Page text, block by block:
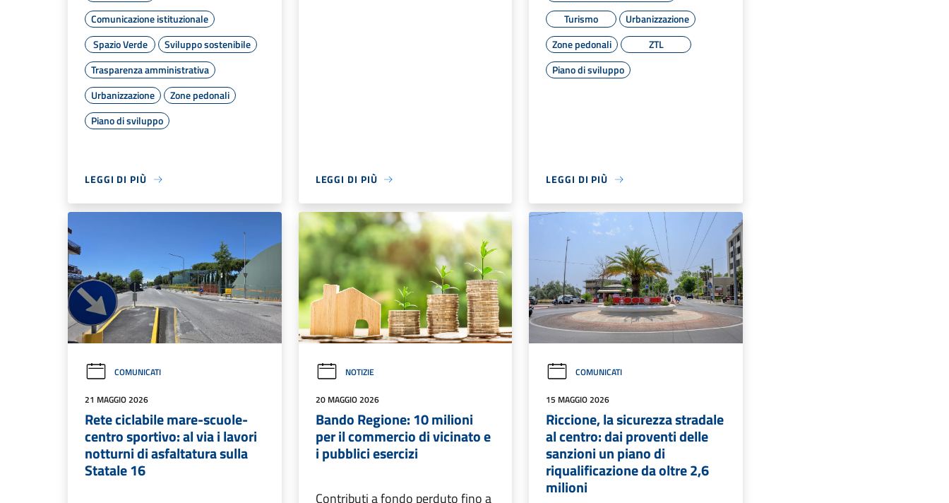
Comunicazione istituzionale
Spazio Verde
Sviluppo sostenibile
Trasparenza amministrativa
Urbanizzazione
Zone pedonali
Piano di sviluppo
LEGGI DI PIÙ LEGGI DI PIÙ
Turismo
Urbanizzazione
Zone pedonali
ZTL
Piano di sviluppo
LEGGI DI PIÙ
COMUNICATI
21 MAGGIO 2026
Rete ciclabile mare-scuole-
centro sportivo: al via i lavori
notturni di asfaltatura sulla
Statale 16
NOTIZIE
20 MAGGIO 2026
Bando Regione: 10 milioni
per il commercio di vicinato e
i pubblici esercizi
Contributi a fondo perduto fino a
COMUNICATI
15 MAGGIO 2026
Riccione, la sicurezza stradale
al centro: dai proventi delle
sanzioni un piano di
riqualificazione da oltre 2,6
milioni